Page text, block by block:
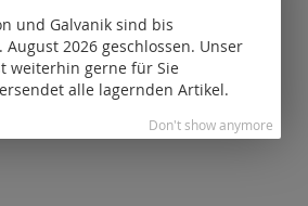
und Galvanik sind bis
2026 geschlossen. Unser
weiterhin gerne für Sie
alle lagernden Artikel.
Don't show anymore